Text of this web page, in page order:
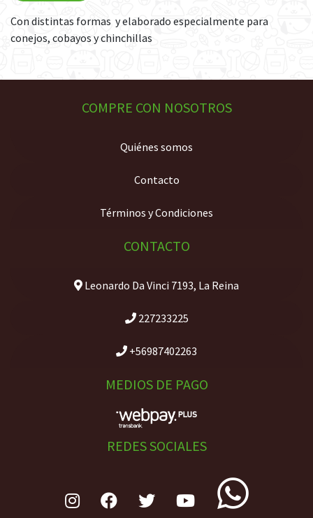
Con distintas formas y elaborado especialmente para
conejos, cobayos y chinchillas
COMPRE CON NOSOTROS
Quiénes somos
Contacto
Términos y Condiciones
CONTACTO
Leonardo Da Vinci 7193, La Reina
227233225
+56987402263
MEDIOS DE PAGO
REDES SOCIALES